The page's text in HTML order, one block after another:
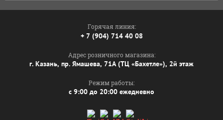
Горячая линия:
+ 7 (904) 714 40 08
Адрес розничного магазина:
г. Казань, пр. Ямашева, 71А (ТЦ «Бахетле»), 2й этаж
Режим работы:
с 9:00 до 20:00 ежедневно